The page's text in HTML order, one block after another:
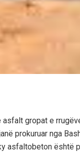
gropat e
prokuruar nga
asfaltobeton është